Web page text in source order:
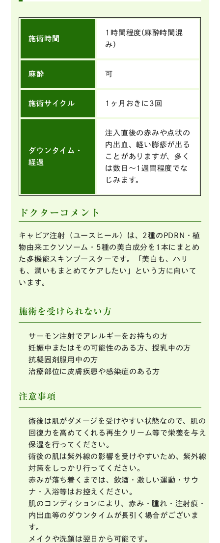
施術時間
1時間程度(麻酔時間混
み）
麻酔 可
施術サイクル 1ヶ月おきに3回
ダウンタイム・
経過
注入直後の赤みや点状の
内出血、軽い膨疹が出る
ことがありますが、多く
は数日〜1週間程度でな
じみます。
ドクターコメント
キャビア注射（ユースヒール）は、2種のPDRN・植
物由来エクソソーム・5種の美白成分を1本にまとめ
た多機能スキンブースターです。「美白も、ハリ
も、潤いもまとめてケアしたい」という方に向いて
います。
施術を受けられない方
サーモン注射でアレルギーをお持ちの方
妊娠中またはその可能性のある方、授乳中の方
抗凝固剤服用中の方
治療部位に皮膚疾患や感染症のある方
注意事項
術後は肌がダメージを受けやすい状態なので、肌の
回復力を高めてくれる再生クリーム等で栄養を与え
保湿を行ってください。
術後の肌は紫外線の影響を受けやすいため、紫外線
対策をしっかり行ってください。
赤みが落ち着くまでは、飲酒・激しい運動・サウ
ナ・入浴等はお控えください。
肌のコンディションにより、赤み・腫れ・注射痕・
内出血等のダウンタイムが長引く場合がございま
す。
メイクや洗顔は翌日から可能です。